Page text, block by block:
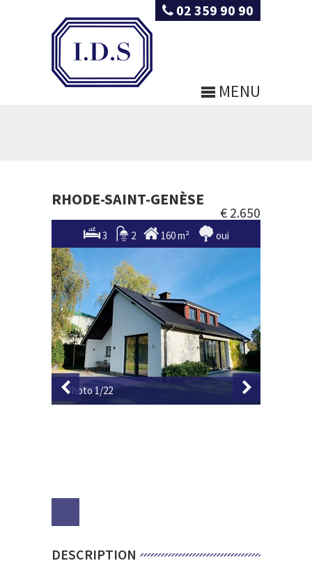
02 359 90 90
MENU
RHODE-SAINT-GENÈSE
€ 2.650
3 2 160 m² oui
Photo 1/22
DESCRIPTION